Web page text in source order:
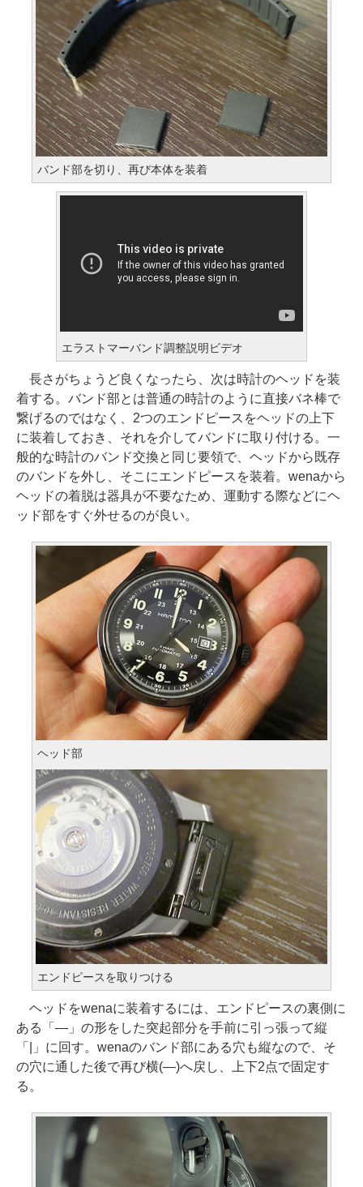
バンド部を切り、再び本体を装着
エラストマーバンド調整説明ビデオ
長さがちょうど良くなったら、次は時計のヘッドを装
着する。バンド部とは普通の時計のように直接バネ棒で
繋げるのではなく、2つのエンドピースをヘッドの上下
に装着しておき、それを介してバンドに取り付ける。一
般的な時計のバンド交換と同じ要領で、ヘッドから既存
のバンドを外し、そこにエンドピースを装着。wenaから
ヘッドの着脱は器具が不要なため、運動する際などにヘ
ッド部をすぐ外せるのが良い。
ヘッド部
エンドピースを取りつける
ヘッドをwenaに装着するには、エンドピースの裏側に
ある「―」の形をした突起部分を手前に引っ張って縦
「|」に回す。wenaのバンド部にある穴も縦なので、そ
の穴に通した後で再び横(―)へ戻し、上下2点で固定す
る。